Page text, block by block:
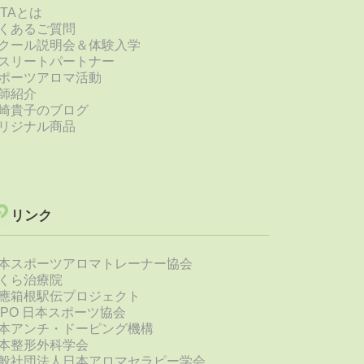
とは
あるご質問
ール説明会＆体験入学
リートパートナー
ーツアロマ活動
紹介
貴子のブログ
ジナル商品
リンク
スポーツアロマトレーナー協会
ら治療院
箱根駅伝プロジェクト
日本スポーツ協会
アンチ・ドーピング機構
整形外科学会
社団法人日本アロマセラピー学会